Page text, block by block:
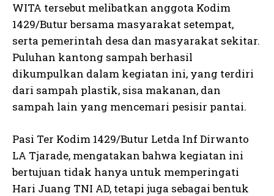
WITA tersebut melibatkan anggota Kodim
1429/Butur bersama masyarakat setempat,
serta pemerintah desa dan masyarakat sekitar.
Puluhan kantong sampah berhasil
dikumpulkan dalam kegiatan ini, yang terdiri
dari sampah plastik, sisa makanan, dan
sampah lain yang mencemari pesisir pantai.
Pasi Ter Kodim 1429/Butur Letda Inf Dirwanto
LA Tjarade, mengatakan bahwa kegiatan ini
bertujuan tidak hanya untuk memperingati
Hari Juang TNI AD, tetapi juga sebagai bentuk